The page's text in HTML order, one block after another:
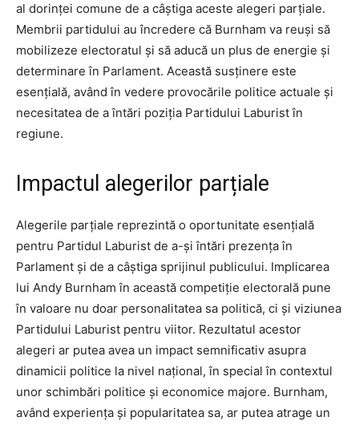
al dorinței comune de a câștiga aceste alegeri parțiale.
Membrii partidului au încredere că Burnham va reuși să
mobilizeze electoratul și să aducă un plus de energie și
determinare în Parlament. Această susținere este
esențială, având în vedere provocările politice actuale și
necesitatea de a întări poziția Partidului Laburist în
regiune.
Impactul alegerilor parțiale
Alegerile parțiale reprezintă o oportunitate esențială
pentru Partidul Laburist de a-și întări prezența în
Parlament și de a câștiga sprijinul publicului. Implicarea
lui Andy Burnham în această competiție electorală pune
în valoare nu doar personalitatea sa politică, ci și viziunea
Partidului Laburist pentru viitor. Rezultatul acestor
alegeri ar putea avea un impact semnificativ asupra
dinamicii politice la nivel național, în special în contextul
unor schimbări politice și economice majore. Burnham,
având experiența și popularitatea sa, ar putea atrage un